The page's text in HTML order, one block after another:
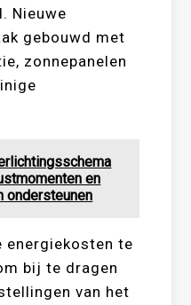
Nieuwe
gebouwd met
zonnepanelen
en
ondersteunen
energiekosten te
bij te dragen
van het